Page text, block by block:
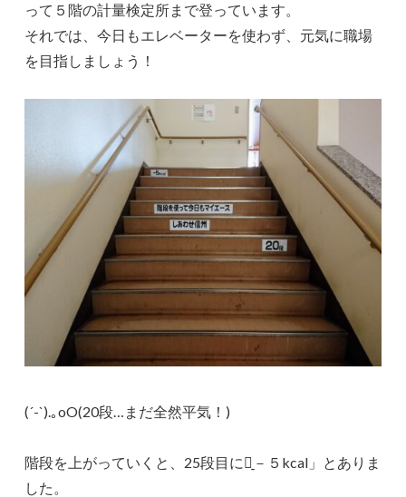
って５階の計量検定所まで登っています。
それでは、今日もエレベーターを使わず、元気に職場
を目指しましょう！
(´-`).｡oO(20段…まだ全然平気！)
階段を上がっていくと、25段目に「̠－５kcal」とありま
した。